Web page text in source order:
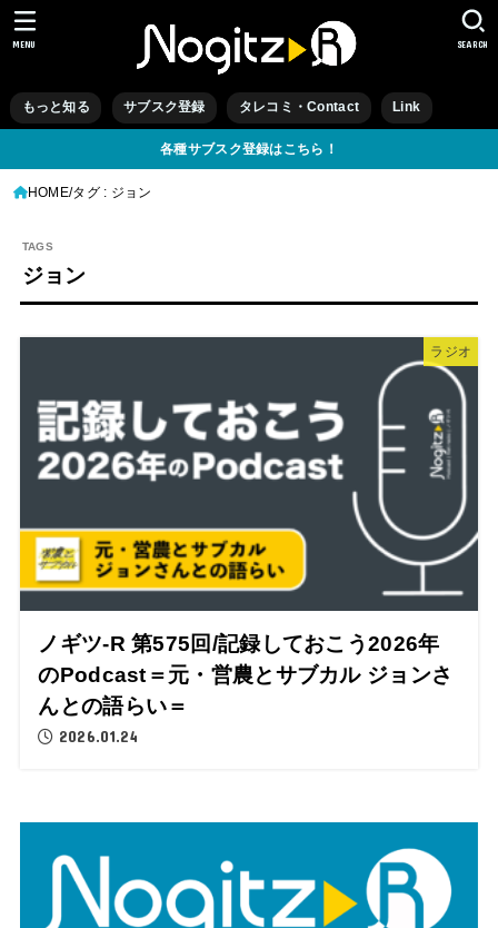
もっと知る サブスク登録 タレコミ・Contact Link
SEARCH
MENU
各種サブスク登録はこちら！
HOME タグ : ジョン
ジョン
ラジオ
ノギツ-R 第575回/記録しておこう2026年
のPodcast＝元・営農とサブカル ジョンさ
んとの語らい＝
2026.01.24